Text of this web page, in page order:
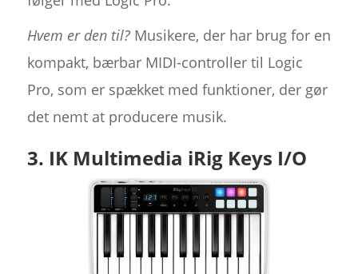
Hvem er den til?Musikere, der har brug for en
kompakt, bærbar MIDI-controller til Logic
Pro, som er spækket med funktioner, der gør
det nemt at producere musik.
3. IK Multimedia iRig Keys I/O